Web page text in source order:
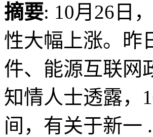
摘要: 10月26日
性大幅上涨。昨
件、能源互联
知情人士透露，
间，有关于新一